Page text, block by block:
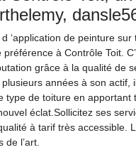
‘application de peinture
préférence à Contrôle Toit.
grâce à la qualité de
années à son actif,
type de toiture en apportant
éclat.Sollicitez ses
à tarif très accessible.
de l’art.